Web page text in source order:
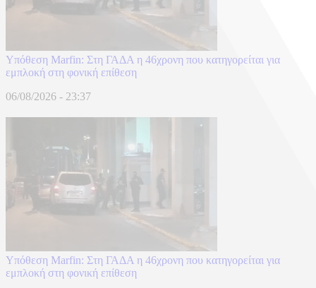
Υπόθεση Marfin: Στη ΓΑΔΑ η 46χρονη που κατηγορείται για
εμπλοκή στη φονική επίθεση
06/08/2026 - 23:37
Υπόθεση Marfin: Στη ΓΑΔΑ η 46χρονη που κατηγορείται για
εμπλοκή στη φονική επίθεση